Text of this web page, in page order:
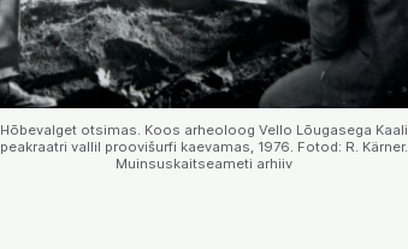
Hõbevalget otsimas. Koos arheoloog Vello Lõugasega Kaali
peakraatri vallil proovišurfi kaevamas, 1976. Fotod: R. Kärner.
Muinsuskaitseameti arhiiv